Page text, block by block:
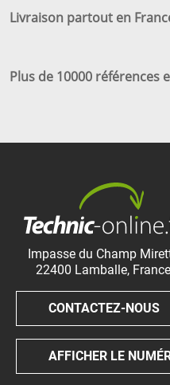
Livraison partout en
Plus de 10000 références
Impasse du Champ
22400 Lamballe, France
CONTACTEZ-NOUS
AFFICHER LE